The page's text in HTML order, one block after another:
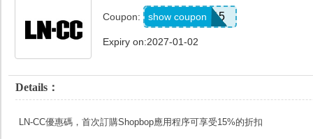
Coupon: APP15
show coupon
Expiry on:2027-01-02
Details：
LN-CC優惠碼，首次訂購Shopbop應用程序可享受15%的折扣